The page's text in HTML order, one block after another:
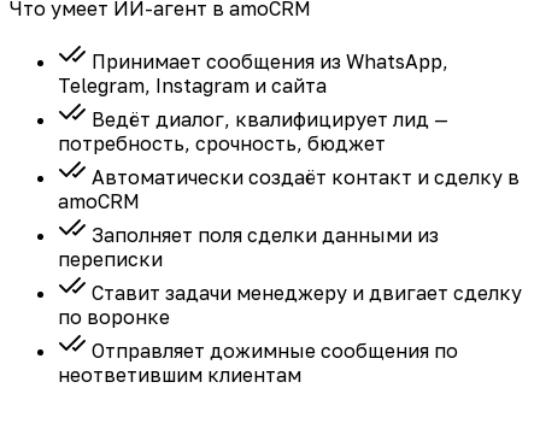
Что умеет ИИ-агент в amoCRM
Принимает сообщения из WhatsApp,
Telegram, Instagram и сайта
Ведёт диалог, квалифицирует лид —
потребность, срочность, бюджет
Автоматически создаёт контакт и сделку в
amoCRM
Заполняет поля сделки данными из
переписки
Ставит задачи менеджеру и двигает сделку
по воронке
Отправляет дожимные сообщения по
неответившим клиентам